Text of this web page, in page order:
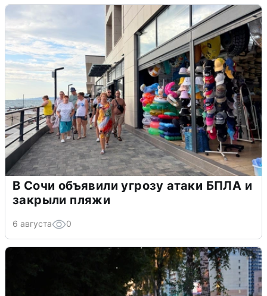
В Сочи объявили угрозу атаки БПЛА и
закрыли пляжи
6 августа 0